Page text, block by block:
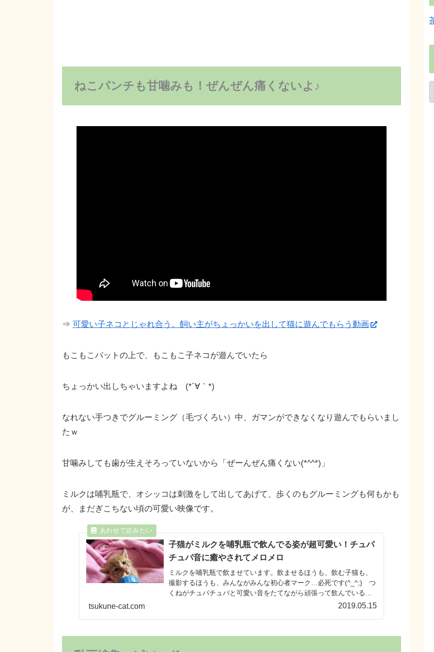
ねこパンチも甘噛みも！ぜんぜん痛くないよ♪
⇒ 可愛い子ネコとじゃれ合う。飼い主がちょっかいを出して猫に遊んでもらう動画
もこもこパットの上で、もこもこ子ネコが遊んでいたら
ちょっかい出しちゃいますよね (*´∀｀*)
なれない手つきでグルーミング（毛づくろい）中、ガマンができなくなり遊んでもらいまし
たｗ
甘噛みしても歯が生えそろっていないから「ぜーんぜん痛くない(*^^*)」
ミルクは哺乳瓶で、オシッコは刺激をして出してあげて、歩くのもグルーミングも何もかも
が、まだぎこちない頃の可愛い映像です。
子猫がミルクを哺乳瓶で飲んでる姿が超可愛い！チュパ
チュパ音に癒やされてメロメロ
ミルクを哺乳瓶で飲ませています。飲ませるほうも、飲む子猫も、
撮影するほうも、みんながみんな初心者マーク…必死です(^_^;) つ
くねがチュパチュパと可愛い音をたてながら頑張って飲んでいる姿
tsukune-cat.com 2019.05.15